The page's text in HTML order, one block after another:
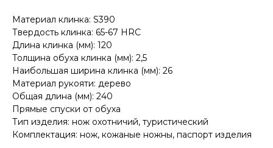
Материал клинка: S390
Твердость клинка: 65-67 HRC
Длина клинка (мм): 120
Толщина обуха клинка (мм): 2,5
Наибольшая ширина клинка (мм): 26
Материал рукояти: дерево
Общая длина (мм): 240
Прямые спуски от обуха
Тип изделия: нож охотничий, туристический
Комплектация: нож, кожаные ножны, паспорт изделия